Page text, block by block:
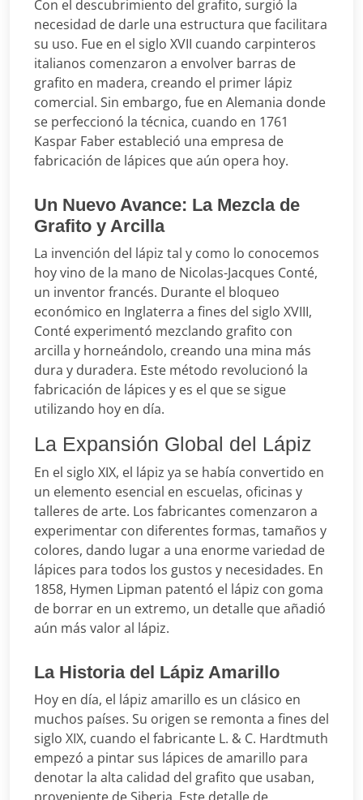
Con el descubrimiento del grafito, surgió la
necesidad de darle una estructura que facilitara
su uso. Fue en el siglo XVII cuando carpinteros
italianos comenzaron a envolver barras de
grafito en madera, creando el primer lápiz
comercial. Sin embargo, fue en Alemania donde
se perfeccionó la técnica, cuando en 1761
Kaspar Faber estableció una empresa de
fabricación de lápices que aún opera hoy.
Un Nuevo Avance: La Mezcla de
Grafito y Arcilla
La invención del lápiz tal y como lo conocemos
hoy vino de la mano de Nicolas-Jacques Conté,
un inventor francés. Durante el bloqueo
económico en Inglaterra a fines del siglo XVIII,
Conté experimentó mezclando grafito con
arcilla y horneándolo, creando una mina más
dura y duradera. Este método revolucionó la
fabricación de lápices y es el que se sigue
utilizando hoy en día.
La Expansión Global del Lápiz
En el siglo XIX, el lápiz ya se había convertido en
un elemento esencial en escuelas, oficinas y
talleres de arte. Los fabricantes comenzaron a
experimentar con diferentes formas, tamaños y
colores, dando lugar a una enorme variedad de
lápices para todos los gustos y necesidades. En
1858, Hymen Lipman patentó el lápiz con goma
de borrar en un extremo, un detalle que añadió
aún más valor al lápiz.
La Historia del Lápiz Amarillo
Hoy en día, el lápiz amarillo es un clásico en
muchos países. Su origen se remonta a fines del
siglo XIX, cuando el fabricante L. & C. Hardtmuth
empezó a pintar sus lápices de amarillo para
denotar la alta calidad del grafito que usaban,